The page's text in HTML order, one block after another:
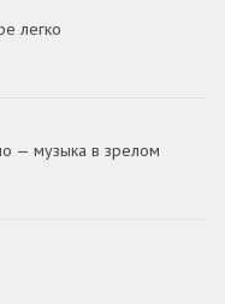
легко
— музыка в зрелом